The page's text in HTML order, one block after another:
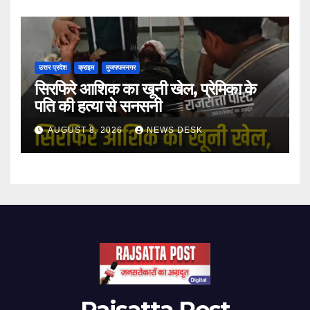
उत्तर प्रदेश क्राइम मुजफ्फरनगर
सिरफिरे आशिक का खूनी खेल, प्रेमिका के
पति की हत्या से सनसनी
AUGUST 8, 2026 NEWS DESK